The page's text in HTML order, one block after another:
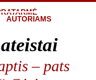
AUTORIAMS
– pats